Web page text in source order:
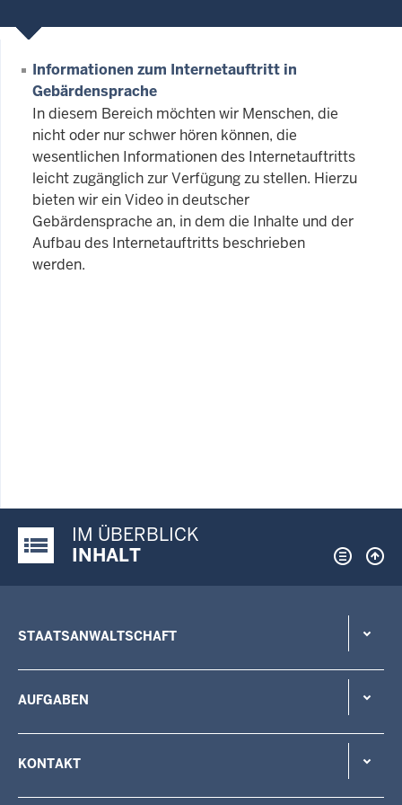
Informationen zum Internetauftritt in
Gebärdensprache
In diesem Bereich möchten wir Menschen, die
nicht oder nur schwer hören können, die
wesentlichen Informationen des Internetauftritts
leicht zugänglich zur Verfügung zu stellen. Hierzu
bieten wir ein Video in deutscher
Gebärdensprache an, in dem die Inhalte und der
Aufbau des Internetauftritts beschrieben
werden.
Justiz-Portal im Überblick:
IM ÜBERBLICK
INHALT
STAATSANWALTSCHAFT
AUFGABEN
KONTAKT